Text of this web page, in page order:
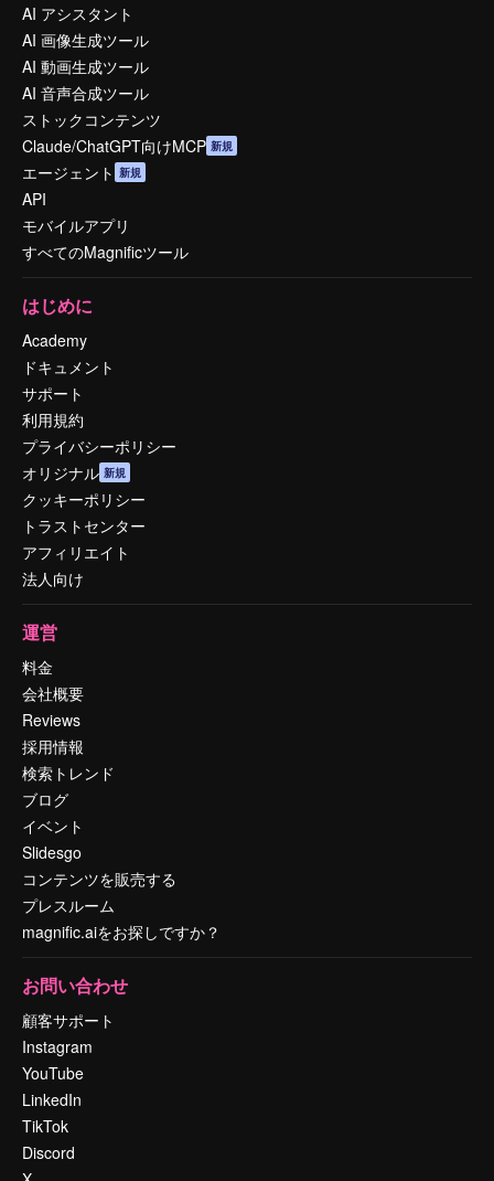
AI アシスタント
AI 画像生成ツール
AI 動画生成ツール
AI 音声合成ツール
ストックコンテンツ
Claude/ChatGPT向けMCP 新規
エージェント 新規
API
モバイルアプリ
すべてのMagnificツール
はじめに
Academy
ドキュメント
サポート
利用規約
プライバシーポリシー
オリジナル 新規
クッキーポリシー
トラストセンター
アフィリエイト
法人向け
運営
料金
会社概要
Reviews
採用情報
検索トレンド
ブログ
イベント
Slidesgo
コンテンツを販売する
プレスルーム
magnific.aiをお探しですか？
お問い合わせ
顧客サポート
Instagram
YouTube
LinkedIn
TikTok
Discord